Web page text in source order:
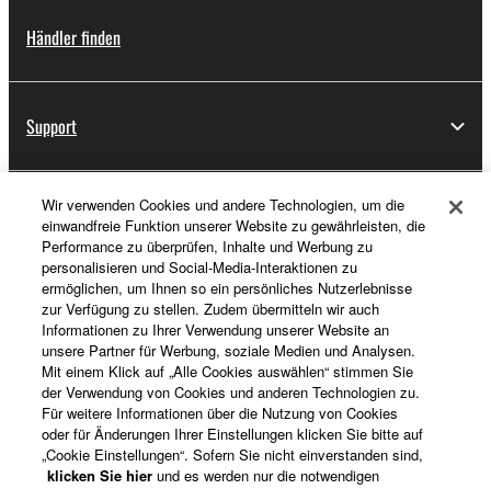
Händler finden
Support
Registrierung von „Yamaha Music ID“
Über Yamaha
Schweiz Suisse Svizzera - German
Business
Wir verwenden Cookies und andere Technologien, um die
einwandfreie Funktion unserer Website zu gewährleisten, die
Performance zu überprüfen, Inhalte und Werbung zu
personalisieren und Social-Media-Interaktionen zu
ermöglichen, um Ihnen so ein persönliches Nutzerlebnisse
zur Verfügung zu stellen. Zudem übermitteln wir auch
Informationen zu Ihrer Verwendung unserer Website an
unsere Partner für Werbung, soziale Medien und Analysen.
Mit einem Klick auf „Alle Cookies auswählen“ stimmen Sie
der Verwendung von Cookies und anderen Technologien zu.
Für weitere Informationen über die Nutzung von Cookies
oder für Änderungen Ihrer Einstellungen klicken Sie bitte auf
„Cookie Einstellungen“. Sofern Sie nicht einverstanden sind,
klicken Sie hier und es werden nur die notwendigen